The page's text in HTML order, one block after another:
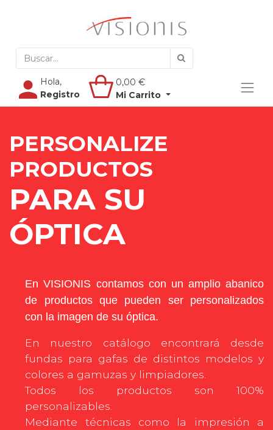
Hola,
Registro
0,00 €
Mi Carrito
PERSONALIZE
PRODUCTOS
PARA SU
ÓPTICA
En VISIONIS contamos con un amplio abanico
de productos que pueden ser personalizados
con la imagen de su óptica.
En nuestro catálogo encontrará desde
fundas para gafas de distintos modelos y
colores a gamuzas y limpiadores.
Todos los productos son 100%
personalizables.
Mediante técnicas como la impresión a